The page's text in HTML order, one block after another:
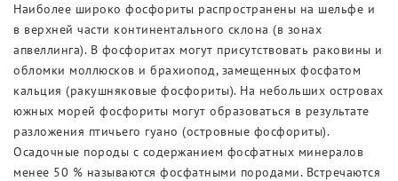
Наиболее широко фосфориты распространены на шельфе и
в верхней части континентального склона (в зонах
апвеллинга). В фосфоритах могут присутствовать раковины и
обломки моллюсков и брахиопод, замещенных фосфатом
кальция (ракушняковые фосфориты). На небольших островах
южных морей фосфориты могут образоваться в результате
разложения птичьего гуано (островные фосфориты).
Осадочные породы с содержанием фосфатных минералов
менее 50 % называются фосфатными породами. Встречаются